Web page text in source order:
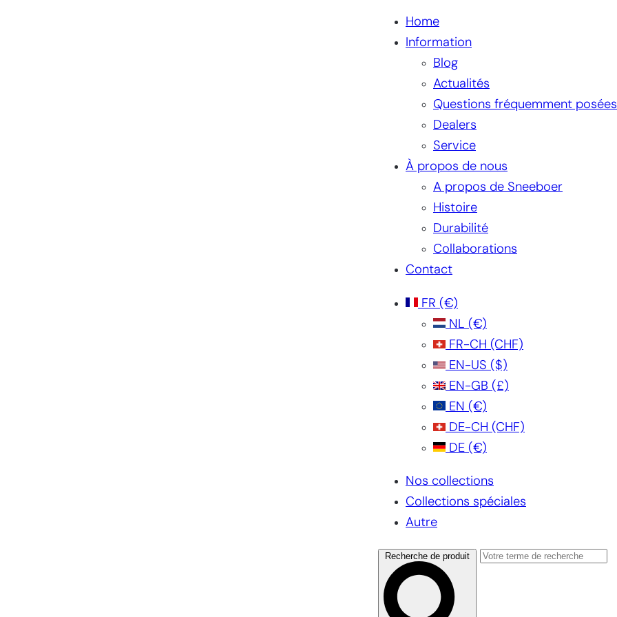
Home
Information
Blog
Actualités
Questions fréquemment posées
Dealers
Service
À propos de nous
A propos de Sneeboer
Histoire
Durabilité
Collaborations
Contact
FR (€)
NL (€)
FR-CH (CHF)
EN-US ($)
EN-GB (£)
EN (€)
DE-CH (CHF)
DE (€)
Nos collections
Collections spéciales
Autre
Recherche de produit